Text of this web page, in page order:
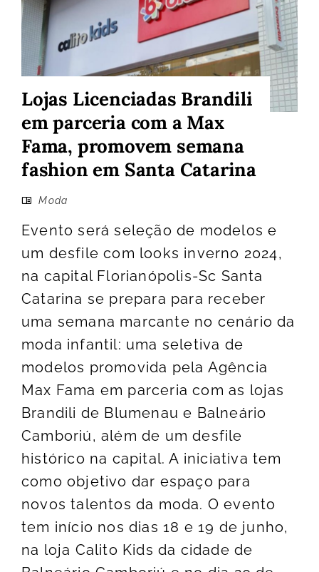
Lojas Licenciadas Brandili
em parceria com a Max
Fama, promovem semana
fashion em Santa Catarina
Moda
Evento será seleção de modelos e
um desfile com looks inverno 2024,
na capital Florianópolis-Sc Santa
Catarina se prepara para receber
uma semana marcante no cenário da
moda infantil: uma seletiva de
modelos promovida pela Agência
Max Fama em parceria com as lojas
Brandili de Blumenau e Balneário
Camboriú, além de um desfile
histórico na capital. A iniciativa tem
como objetivo dar espaço para
novos talentos da moda. O evento
tem início nos dias 18 e 19 de junho,
na loja Calito Kids da cidade de